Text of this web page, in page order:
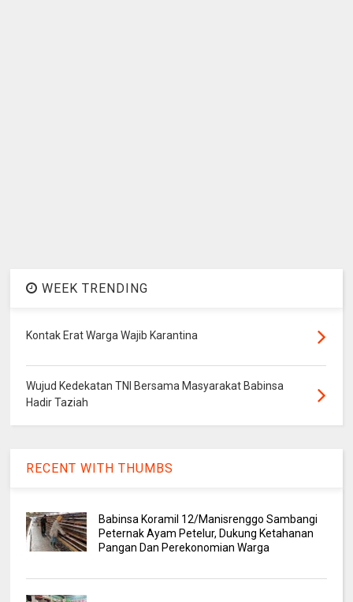
WEEK TRENDING
Kontak Erat Warga Wajib Karantina
Wujud Kedekatan TNI Bersama Masyarakat Babinsa
Hadir Taziah
RECENT WITH THUMBS
Babinsa Koramil 12/Manisrenggo Sambangi
Peternak Ayam Petelur, Dukung Ketahanan
Pangan Dan Perekonomian Warga